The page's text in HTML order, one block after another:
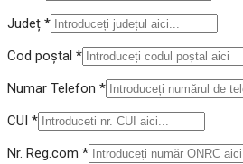
Județ *
Cod poștal *
Numar Telefon *
CUI *
Nr. Reg.com *